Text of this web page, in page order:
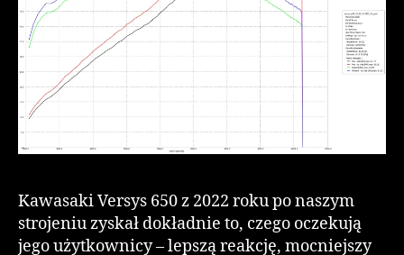
Kawasaki Versys 650 z 2022 roku po naszym
strojeniu zyskał dokładnie to, czego oczekują
jego użytkownicy – lepszą reakcję, mocniejszy